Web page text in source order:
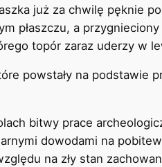
już za chwilę pęknie
płaszczu, a
topór zaraz uderzy w
powstały na podstawie
bitwy prace
dowodami na
na zły stan